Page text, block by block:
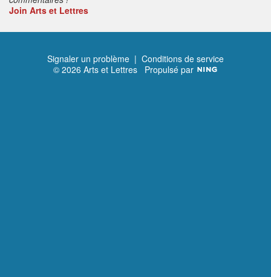
Join Arts et Lettres
Signaler un problème | Conditions de service
© 2026 Arts et Lettres Propulsé par